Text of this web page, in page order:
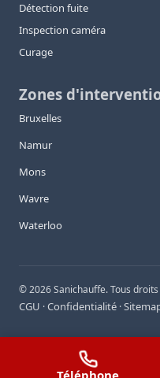
Détection fuite
Inspection caméra
Curage
Zones
Bruxelles
Namur
Mons
Wavre
Waterloo
©2026Sanichauffe. Tous
CGU ·Confidentialité ·